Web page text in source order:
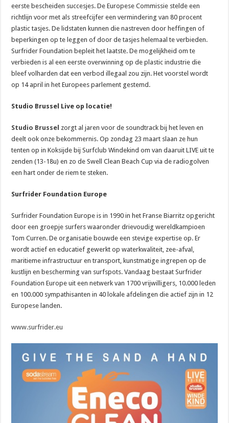
eerste bescheiden succesjes. De Europese Commissie stelde een
richtlijn voor met als streefcijfer een vermindering van 80 procent
plastic tasjes. De lidstaten kunnen die nastreven door heffingen of
beperkingen op te leggen of door de tasjes helemaal te verbieden.
Surfrider Foundation bepleit het laatste. De mogelijkheid om te
verbieden is al een eerste overwinning op de plastic industrie die
bleef volharden dat een verbod illegaal zou zijn. Het voorstel wordt
op 14 april in het Europees parlement gestemd.
Studio Brussel Live op locatie!
Studio Brussel zorgt al jaren voor de soundtrack bij het leven en
deelt ook onze bekommernis. Op zondag 23 maart slaan ze hun
tenten op in Koksijde bij Surfclub Windekind om van daaruit LIVE uit te
zenden (13-18u) en zo de Swell Clean Beach Cup via de radiogolven
een hart onder de riem te steken.
Surfrider Foundation Europe
Surfrider Foundation Europe is in 1990 in het Franse Biarritz opgericht
door een groepje surfers waaronder drievoudig wereldkampioen
Tom Curren. De organisatie bouwde een stevige expertise op. Er
wordt actief en educatief gewerkt op waterkwaliteit, zee-afval,
maritieme infrastructuur en transport, kunstmatige ingrepen op de
kustlijn en bescherming van surfspots. Vandaag bestaat Surfrider
Foundation Europe uit een netwerk van 1700 vrijwilligers, 10.000 leden
en 100.000 sympathisanten in 40 lokale afdelingen die actief zijn in 12
Europese landen.
www.surfrider.eu